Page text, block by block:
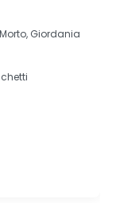
Giordania